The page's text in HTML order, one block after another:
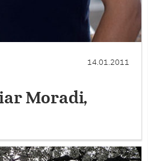
14.01.2011
Moradi,